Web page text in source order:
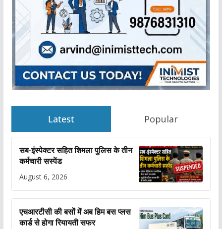
Latest Popular
सब-इंस्पेक्टर सहित शिमला पुलिस के तीन
कर्मचारी सस्पेंड
August 6, 2026
एचआरटीसी की बसों में अब हिम बस प्लस
कार्ड से होगा रियायती सफर